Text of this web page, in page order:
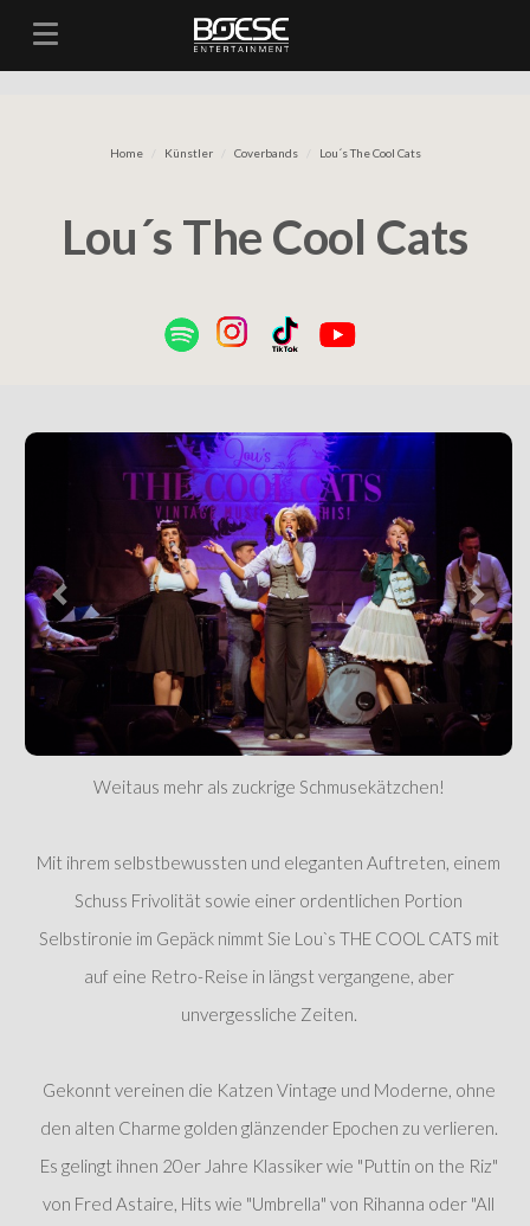
Home Künstler Coverbands Lou´s The Cool Cats
Lou´s The Cool Cats
Previous
Weitaus mehr als zuckrige Schmusekätzchen!
Mit ihrem selbstbewussten und eleganten Auftreten, einem
Schuss Frivolität sowie einer ordentlichen Portion
Selbstironie im Gepäck nimmt Sie Lou`s THE COOL CATS mit
auf eine Retro-Reise in längst vergangene, aber
unvergessliche Zeiten.
Gekonnt vereinen die Katzen Vintage und Moderne, ohne
den alten Charme golden glänzender Epochen zu verlieren.
Es gelingt ihnen 20er Jahre Klassiker wie "Puttin on the Riz"
von Fred Astaire, Hits wie "Umbrella" von Rihanna oder "All